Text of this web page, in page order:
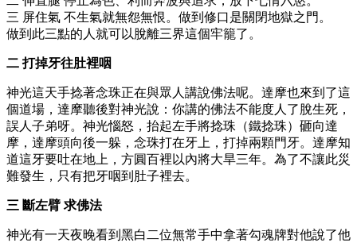
三 屏住氣 不生氣就無怨無恨。做到修口是關閉地獄之門。
做到此三點的人就可以脫離三界這個牢籠了。
二 打掉牙往肚裡咽
神光這天手捻著念珠正在與眾人講說佛法呢。達摩也來到了這
個道場，達摩聽後對神光說：你講的佛法不能度人了脫生死，
誤人子弟呀。神光惱怒，抬起左手將捻珠（鐵捻珠）砸向達
摩，達摩頭向後一躲，念珠打在牙上，打掉兩顆門牙。達摩知
道這牙要吐在地上，方圓百裡以內將大旱三年。為了不讓此災
難發生，只有把牙咽到肚子裡去。
三 斷左臂 求佛法
神光有一天夜晚看到黑白二位無常手中拿著勾魂牌對他說了他